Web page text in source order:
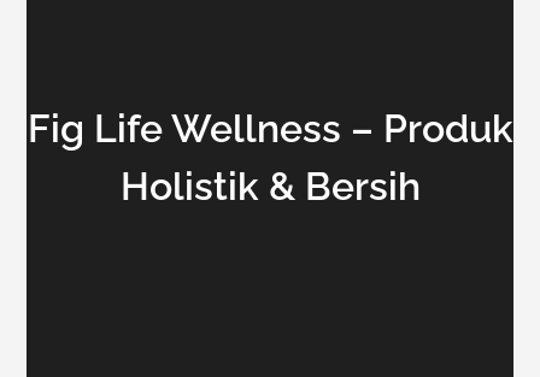
Fig Life Wellness – Produk
Holistik & Bersih